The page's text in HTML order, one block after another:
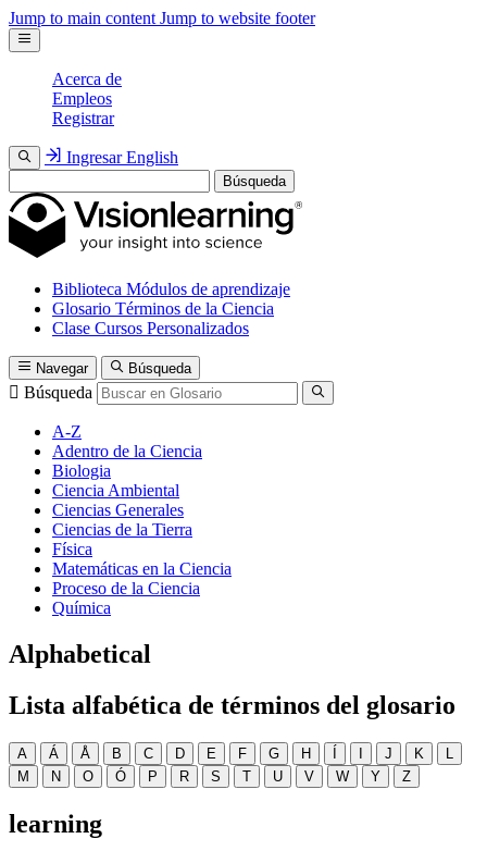
Jump to main content Jump to website footer
Acerca de
Empleos
Registrar
Ingresar English
Búsqueda
Biblioteca Módulos de aprendizaje
Glosario Términos de la Ciencia
Clase Cursos Personalizados
Navegar Búsqueda
Búsqueda
A-Z
Adentro de la Ciencia
Biologia
Ciencia Ambiental
Ciencias Generales
Ciencias de la Tierra
Física
Matemáticas en la Ciencia
Proceso de la Ciencia
Química
Alphabetical
Lista alfabética de términos del glosario
A Á Å B C D E F G H Í I J K
L
M
N O Ó P R S T U V W Y Z
learning